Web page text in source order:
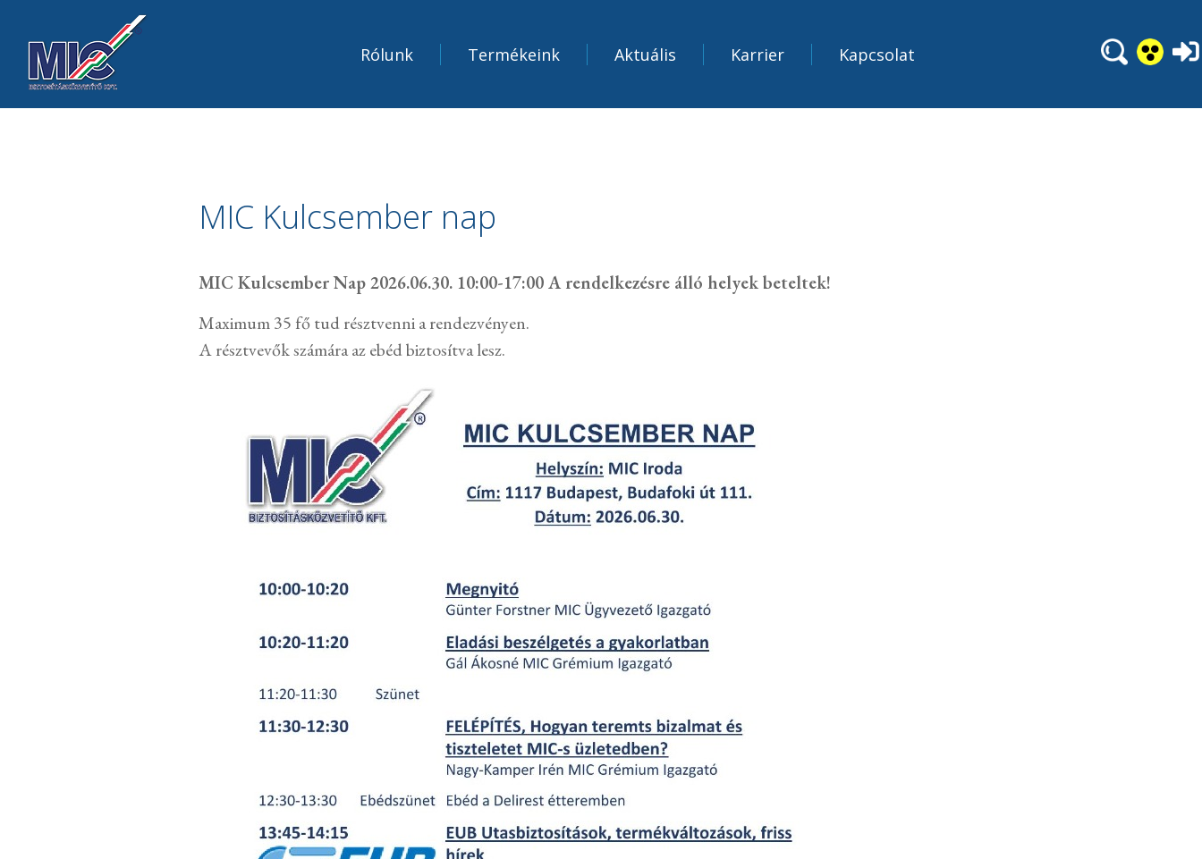
Rólunk Termékeink Aktuális Karrier Kapcsolat
MIC Kulcsember nap
MIC Kulcsember Nap 2026.06.30. 10:00-17:00 A rendelkezésre álló helyek beteltek!
Maximum 35 fő tud résztvenni a rendezvényen.
A résztvevők számára az ebéd biztosítva lesz.